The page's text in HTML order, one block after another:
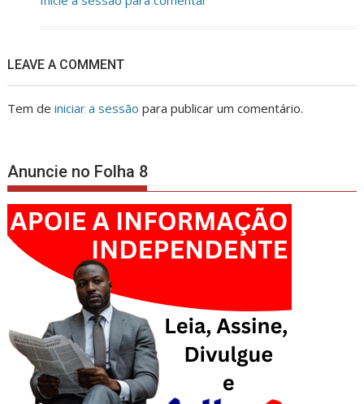
LEAVE A COMMENT
Tem deiniciar a sessão para publicar um comentário.
Anuncie no Folha 8